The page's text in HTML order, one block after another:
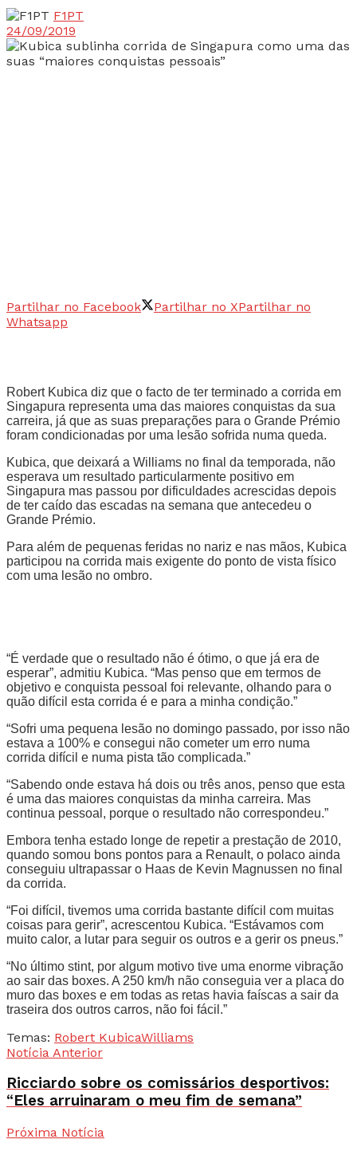
F1PT
24/09/2019
Partilhar no Facebook Partilhar no XPartilhar no
Whatsapp
Robert Kubica diz que o facto de ter terminado a corrida em
Singapura representa uma das maiores conquistas da sua
carreira, já que as suas preparações para o Grande Prémio
foram condicionadas por uma lesão sofrida numa queda.
Kubica, que deixará a Williams no final da temporada, não
esperava um resultado particularmente positivo em
Singapura mas passou por dificuldades acrescidas depois
de ter caído das escadas na semana que antecedeu o
Grande Prémio.
Para além de pequenas feridas no nariz e nas mãos, Kubica
participou na corrida mais exigente do ponto de vista físico
com uma lesão no ombro.
“É verdade que o resultado não é ótimo, o que já era de
esperar”, admitiu Kubica. “Mas penso que em termos de
objetivo e conquista pessoal foi relevante, olhando para o
quão difícil esta corrida é e para a minha condição.”
“Sofri uma pequena lesão no domingo passado, por isso não
estava a 100% e consegui não cometer um erro numa
corrida difícil e numa pista tão complicada.”
“Sabendo onde estava há dois ou três anos, penso que esta
é uma das maiores conquistas da minha carreira. Mas
continua pessoal, porque o resultado não correspondeu.”
Embora tenha estado longe de repetir a prestação de 2010,
quando somou bons pontos para a Renault, o polaco ainda
conseguiu ultrapassar o Haas de Kevin Magnussen no final
da corrida.
“Foi difícil, tivemos uma corrida bastante difícil com muitas
coisas para gerir”, acrescentou Kubica. “Estávamos com
muito calor, a lutar para seguir os outros e a gerir os pneus.”
“No último stint, por algum motivo tive uma enorme vibração
ao sair das boxes. A 250 km/h não conseguia ver a placa do
muro das boxes e em todas as retas havia faíscas a sair da
traseira dos outros carros, não foi fácil.”
Temas: Robert KubicaWilliams
Notícia Anterior
Ricciardo sobre os comissários desportivos:
“Eles arruinaram o meu fim de semana”
Próxima Notícia